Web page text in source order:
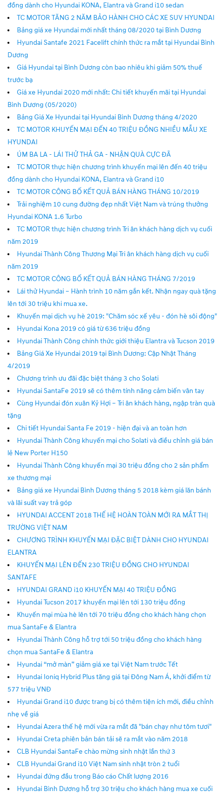
đồng dành cho Hyundai KONA, Elantra và Grand i10 sedan
TC MOTOR TĂNG 2 NĂM BẢO HÀNH CHO CÁC XE SUV HYUNDAI
Bảng giá xe Hyundai mới nhất tháng 08/2020 tại Bình Dương
Hyundai Santafe 2021 Facelift chính thức ra mắt tại Hyundai Bình
Dương
Giá Hyundai tại Bình Dương còn bao nhiêu khi giảm 50% thuế
trước bạ
Giá xe Hyundai 2020 mới nhất: Chi tiết khuyến mãi tại Hyundai
Bình Dương (05/2020)
Bảng Giá Xe Hyundai tại Hyundai Bình Dương tháng 4/2020
TC MOTOR KHUYẾN MẠI ĐẾN 40 TRIỆU ĐỒNG NHIỀU MẪU XE
HYUNDAI
ÚM BA LA - LÁI THỬ THẢ GA - NHẬN QUÀ CỰC ĐÃ
TC MOTOR thực hiện chương trình khuyến mại lên đến 40 triệu
đồng dành cho Hyundai KONA, Elantra và Grand i10
TC MOTOR CÔNG BỐ KẾT QUẢ BÁN HÀNG THÁNG 10/2019
Trải nghiệm 10 cung đường đẹp nhất Việt Nam và trúng thưởng
Hyundai KONA 1.6 Turbo
TC MOTOR thực hiện chương trình Tri ân khách hàng dịch vụ cuối
năm 2019
Hyundai Thành Công Thương Mại Tri ân khách hàng dịch vụ cuối
năm 2019
TC MOTOR CÔNG BỐ KẾT QUẢ BÁN HÀNG THÁNG 7/2019
Lái thử Hyundai – Hành trình 10 năm gắn kết. Nhận ngay quà tặng
lên tới 30 triệu khi mua xe.
Khuyến mại dịch vụ hè 2019: "Chăm sóc xế yêu - đón hè sôi động"
Hyundai Kona 2019 có giá từ 636 triệu đồng
Hyundai Thành Công chính thức giới thiệu Elantra và Tucson 2019
Bảng Giá Xe Hyundai 2019 tại Bình Dương: Cập Nhật Tháng
4/2019
Chương trình ưu đãi đặc biệt tháng 3 cho Solati
Hyundai SantaFe 2019 sẽ có thêm tính năng cảm biến vân tay
Cùng Hyundai đón xuân Kỷ Hợi – Tri ân khách hàng, ngập tràn quà
tặng
Chi tiết Hyundai Santa Fe 2019 - hiện đại và an toàn hơn
Hyundai Thành Công khuyến mại cho Solati và điều chỉnh giá bán
lẻ New Porter H150
Hyundai Thành Công khuyến mại 30 triệu đồng cho 2 sản phẩm
xe thương mại
Bảng giá xe Hyundai Bình Dương tháng 5 2018 kèm giá lăn bánh
và lãi suất vay trả góp
HYUNDAI ACCENT 2018 THẾ HỆ HOÀN TOÀN MỚI RA MẮT THỊ
TRƯỜNG VIỆT NAM
CHƯƠNG TRÌNH KHUYẾN MẠI ĐẶC BIỆT DÀNH CHO HYUNDAI
ELANTRA
KHUYẾN MẠI LÊN ĐẾN 230 TRIỆU ĐỒNG CHO HYUNDAI
SANTAFE
HYUNDAI GRAND i10 KHUYẾN MẠI 40 TRIỆU ĐỒNG
Hyundai Tucson 2017 khuyến mại lên tới 130 triệu đồng
Khuyến mại mùa hè lên tới 70 triệu đồng cho khách hàng chọn
mua SantaFe & Elantra
Hyundai Thành Công hỗ trợ tới 50 triệu đồng cho khách hàng
chọn mua SantaFe & Elantra
Hyundai “mở màn” giảm giá xe tại Việt Nam trước Tết
Hyundai Ioniq Hybrid Plus tăng giá tại Đông Nam Á, khởi điểm từ
577 triệu VNĐ
Hyundai Grand i10 được trang bị có thêm tiện ích mới, điều chỉnh
nhẹ về giá
Hyundai Azera thế hệ mới vừa ra mắt đã "bán chạy như tôm tươi"
Hyundai Creta phiên bản bán tải sẽ ra mắt vào năm 2018
CLB Hyundai SantaFe chào mừng sinh nhật lần thứ 3
CLB Hyundai Grand i10 Việt Nam sinh nhật tròn 2 tuổi
Hyundai đứng đầu trong Báo cáo Chất lượng 2016
Hyundai Bình Dương hỗ trợ 30 triệu cho khách hàng mua xe cuối